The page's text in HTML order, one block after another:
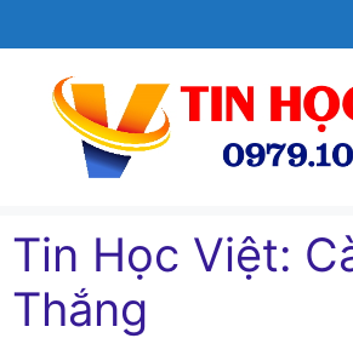
đến
Tin Học Việt:
Thắng